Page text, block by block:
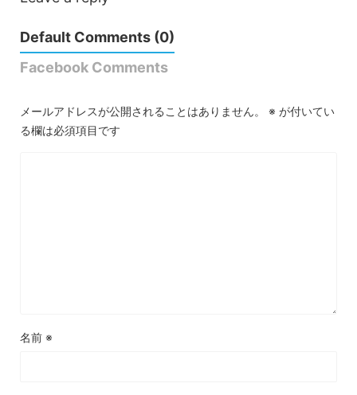
Default Comments (0)
Facebook Comments
メールアドレスが公開されることはありません。 ※ が付いてい
る欄は必須項目です
名前 ※